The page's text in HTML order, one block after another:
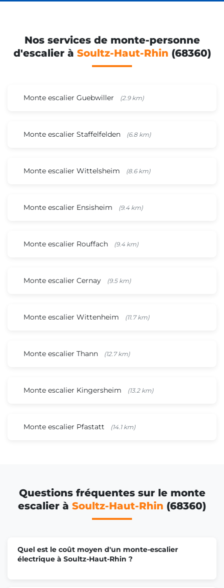
Nos services de monte-personne
d'escalier à Soultz-Haut-Rhin (68360)
Monte escalier Guebwiller (2.9 km)
Monte escalier Staffelfelden (6.8 km)
Monte escalier Wittelsheim (8.6 km)
Monte escalier Ensisheim (9.4 km)
Monte escalier Rouffach (9.4 km)
Monte escalier Cernay (9.5 km)
Monte escalier Wittenheim (11.7 km)
Monte escalier Thann (12.7 km)
Monte escalier Kingersheim (13.2 km)
Monte escalier Pfastatt (14.1 km)
Questions fréquentes sur le monte
escalier à Soultz-Haut-Rhin (68360)
Quel est le coût moyen d'un monte-escalier
électrique à Soultz-Haut-Rhin ?